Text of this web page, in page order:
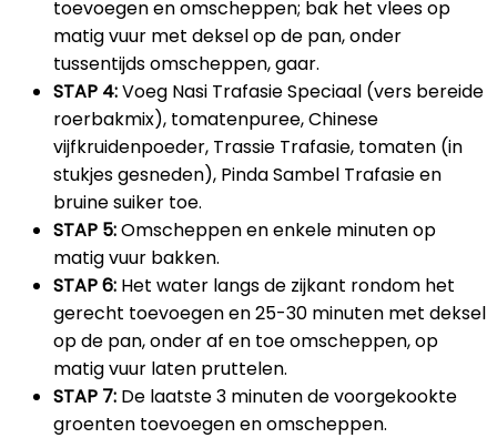
toevoegen en omscheppen; bak het vlees op
matig vuur met deksel op de pan, onder
tussentijds omscheppen, gaar.
STAP 4:Voeg Nasi Trafasie Speciaal (vers bereide
roerbakmix), tomatenpuree, Chinese
vijfkruidenpoeder, Trassie Trafasie, tomaten (in
stukjes gesneden), Pinda Sambel Trafasie en
bruine suiker toe.
STAP 5:Omscheppen en enkele minuten op
matig vuur bakken.
STAP 6: Het water langs de zijkant rondom het
gerecht toevoegen en 25-30 minuten met deksel
op de pan, onder af en toe omscheppen, op
matig vuur laten pruttelen.
STAP 7: De laatste 3 minuten de voorgekookte
groenten toevoegen en omscheppen.